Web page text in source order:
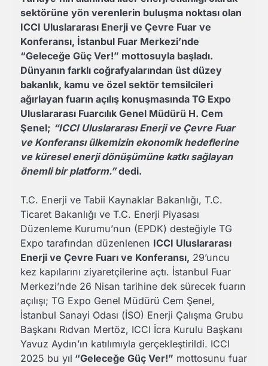
sektörüne yön verenlerin buluşma noktası olan
ICCI Uluslararası Enerji ve Çevre Fuar ve
Konferansı, İstanbul Fuar Merkezi’nde
“Geleceğe Güç Ver!” mottosuyla başladı.
Dünyanın farklı coğrafyalarından üst düzey
bakanlık, kamu ve özel sektör temsilcileri
ağırlayan fuarın açılış konuşmasında TG Expo
Uluslararası Fuarcılık Genel Müdürü H. Cem
Şenel; “ICCI Uluslararası Enerji ve Çevre Fuar
ve Konferansı ülkemizin ekonomik hedeflerine
ve küresel enerji dönüşümüne katkı sağlayan
önemli bir platform.”dedi.
T.C. Enerji ve Tabii Kaynaklar Bakanlığı, T.C.
Ticaret Bakanlığı ve T.C. Enerji Piyasası
Düzenleme Kurumu’nun (EPDK) desteğiyle TG
Expo tarafından düzenlenen ICCI Uluslararası
Enerji ve Çevre Fuarı ve Konferansı, 29’uncu
kez kapılarını ziyaretçilerine açtı. İstanbul Fuar
Merkezi’nde 26 Nisan tarihine dek sürecek fuarın
açılışı; TG Expo Genel Müdürü Cem Şenel,
İstanbul Sanayi Odası (İSO) Enerji Çalışma Grubu
Başkanı Rıdvan Mertöz, ICCI İcra Kurulu Başkanı
Yavuz Aydın’ın katılımıyla gerçekleştirildi. ICCI
2025 bu yıl “Geleceğe Güç Ver!” mottosunu fuar